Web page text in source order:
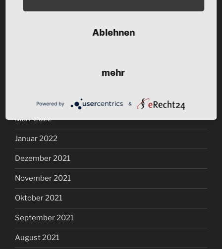
März 2022
Januar 2022
Dezember 2021
November 2021
Oktober 2021
September 2021
August 2021
Ablehnen
mehr
Powered by &